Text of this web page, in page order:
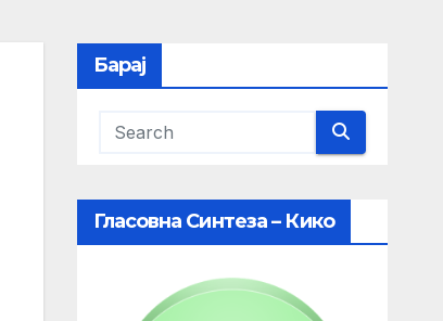
Барај
Гласовна Синтеза – Кико